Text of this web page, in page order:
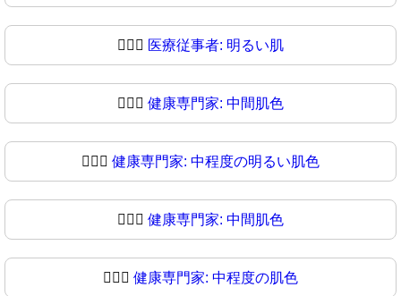
🧑🏻‍⚕ 医療従事者: 明るい肌
🧑🏼‍⚕️ 健康専門家: 中間肌色
🧑🏼‍⚕ 健康専門家: 中程度の明るい肌色
🧑🏽‍⚕️ 健康専門家: 中間肌色
🧑🏽‍⚕ 健康専門家: 中程度の肌色